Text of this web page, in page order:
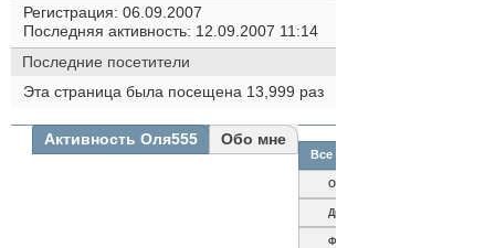
Регистрация 06.09.2007
Последняя активность 12.09.2007 11:14
Последние посетители
Эта страница была посещена 13,999 раз
Активность Оля555 Обо мне
Все
Оля555
Друзья
Фотографии